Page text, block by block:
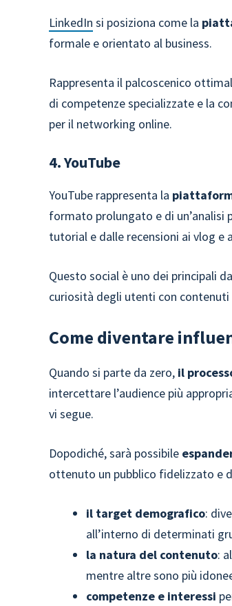
LinkedIn si posiziona come la
formale e orientato al business.
Rappresenta il palcoscenico
di competenze specializzate e la
per il networking online.
4. YouTube
YouTube rappresenta la
formato prolungato e di un’analisi
tutorial e dalle recensioni ai vlog
Questo social è uno dei principali
curiosità degli utenti con
Come diventare
Quando si parte da zero, il
intercettare l’audience più
vi segue.
Dopodiché, sarà possibile
ottenuto un pubblico fidelizzato e
il target demografico:
all’interno di determinati
la natura del contenuto:
mentre altre sono più
competenze e interessi